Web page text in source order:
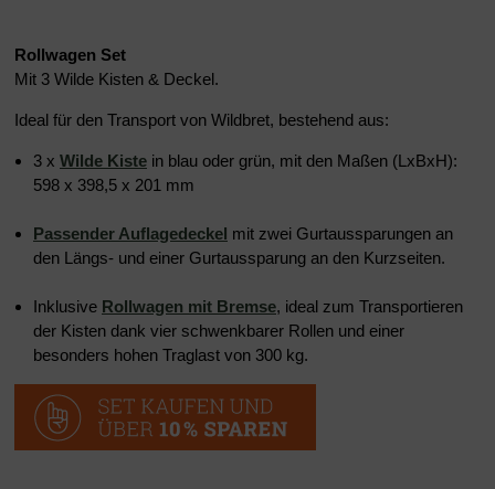
Rollwagen Set
Mit 3 Wilde Kisten & Deckel.
Ideal für den Transport von Wildbret, bestehend aus:
3 x Wilde Kiste in blau oder grün, mit den Maßen (LxBxH):
598 x 398,5 x 201 mm
Passender Auflagedeckel mit zwei Gurtaussparungen an
den Längs- und einer Gurtaussparung an den Kurzseiten.
Inklusive Rollwagen mit Bremse, ideal zum Transportieren
der Kisten dank vier schwenkbarer Rollen und einer
besonders hohen Traglast von 300 kg.